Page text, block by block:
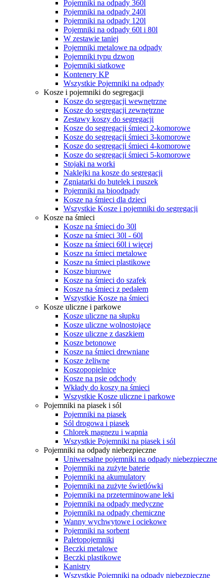
Pojemniki na odpady 360l
Pojemniki na odpady 240l
Pojemniki na odpady 120l
Pojemniki na odpady 60l i 80l
W zestawie taniej
Pojemniki metalowe na odpady
Pojemniki typu dzwon
Pojemniki siatkowe
Kontenery KP
Wszystkie Pojemniki na odpady
Kosze i pojemniki do segregacji
Kosze do segregacji wewnętrzne
Kosze do segregacji zewnętrzne
Zestawy koszy do segregacji
Kosze do segregacji śmieci 2-komorowe
Kosze do segregacji śmieci 3-komorowe
Kosze do segregacji śmieci 4-komorowe
Kosze do segregacji śmieci 5-komorowe
Stojaki na worki
Naklejki na kosze do segregacji
Zgniatarki do butelek i puszek
Pojemniki na bioodpady
Kosze na śmieci dla dzieci
Wszystkie Kosze i pojemniki do segregacji
Kosze na śmieci
Kosze na śmieci do 30l
Kosze na śmieci 30l - 60l
Kosze na śmieci 60l i więcej
Kosze na śmieci metalowe
Kosze na śmieci plastikowe
Kosze biurowe
Kosze na śmieci do szafek
Kosze na śmieci z pedałem
Wszystkie Kosze na śmieci
Kosze uliczne i parkowe
Kosze uliczne na słupku
Kosze uliczne wolnostojące
Kosze uliczne z daszkiem
Kosze betonowe
Kosze na śmieci drewniane
Kosze żeliwne
Koszopopielnice
Kosze na psie odchody
Wkłady do koszy na śmieci
Wszystkie Kosze uliczne i parkowe
Pojemniki na piasek i sól
Pojemniki na piasek
Sól drogowa i piasek
Chlorek magnezu i wapnia
Wszystkie Pojemniki na piasek i sól
Pojemniki na odpady niebezpieczne
Uniwersalne pojemniki na odpady niebezpieczne
Pojemniki na zużyte baterie
Pojemniki na akumulatory
Pojemniki na zużyte świetlówki
Pojemniki na przeterminowane leki
Pojemniki na odpady medyczne
Pojemniki na odpady chemiczne
Wanny wychwytowe i ociekowe
Pojemniki na sorbent
Paletopojemniki
Beczki metalowe
Beczki plastikowe
Kanistry
Wszystkie Pojemniki na odpady niebezpieczne